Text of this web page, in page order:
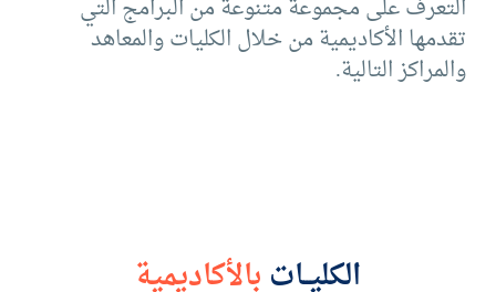
التعرف على مجموعة متنوعة من البرامج التي
تقدمها الأكاديمية من خلال الكليات والمعاهد
والمراكز التالية.
الكليــات بالأكاديمية